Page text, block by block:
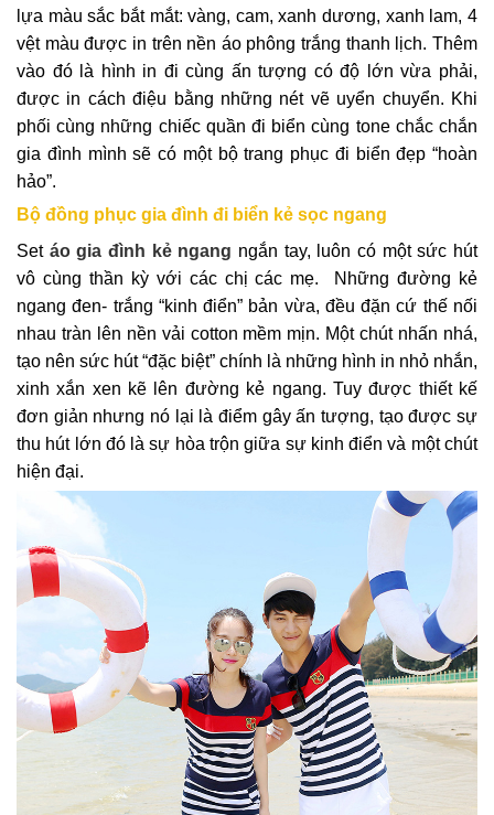
lựa màu sắc bắt mắt: vàng, cam, xanh dương, xanh lam, 4
vệt màu được in trên nền áo phông trắng thanh lịch. Thêm
vào đó là hình in đi cùng ấn tượng có độ lớn vừa phải,
được in cách điệu bằng những nét vẽ uyển chuyển. Khi
phối cùng những chiếc quần đi biển cùng tone chắc chắn
gia đình mình sẽ có một bộ trang phục đi biển đẹp “hoàn
hảo”.
Bộ đồng phục gia đình đi biển kẻ sọc ngang
Set áo gia đình kẻ ngang ngắn tay, luôn có một sức hút
vô cùng thần kỳ với các chị các mẹ. Những đường kẻ
ngang đen- trắng “kinh điển” bản vừa, đều đặn cứ thế nối
nhau tràn lên nền vải cotton mềm mịn. Một chút nhấn nhá,
tạo nên sức hút “đặc biệt” chính là những hình in nhỏ nhắn,
xinh xắn xen kẽ lên đường kẻ ngang. Tuy được thiết kế
đơn giản nhưng nó lại là điểm gây ấn tượng, tạo được sự
thu hút lớn đó là sự hòa trộn giữa sự kinh điển và một chút
hiện đại.